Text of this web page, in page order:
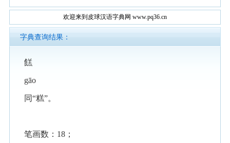
欢迎来到皮球汉语字典网 www.pq36.cn
字典查询结果：
餻
gāo
同“糕”。
笔画数：18；